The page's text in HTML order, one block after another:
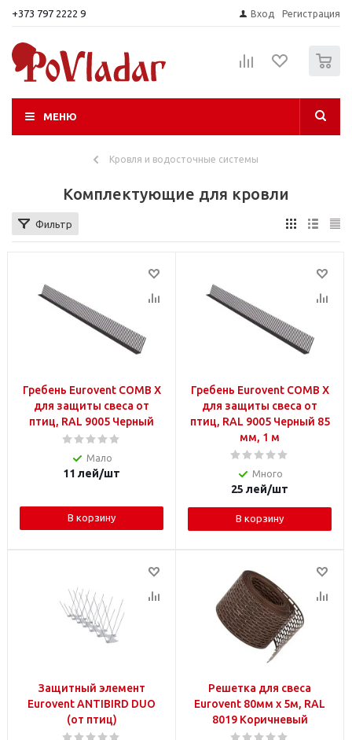
+373 797 2222 9 Вход Регистрация
МЕНЮ
Кровля и водосточные системы
Комплектующие для кровли
Фильтр
Гребень Eurovent COMB X
для защиты свеса от
птиц, RAL 9005 Черный
Мало
11 лей/шт
В корзину
Гребень Eurovent COMB X
для защиты свеса от
птиц, RAL 9005 Черный 85
мм, 1 м
Много
25 лей/шт
В корзину
Защитный элемент
Eurovent ANTIBIRD DUO
(от птиц)
Решетка для свеса
Eurovent 80мм x 5м, RAL
8019 Коричневый